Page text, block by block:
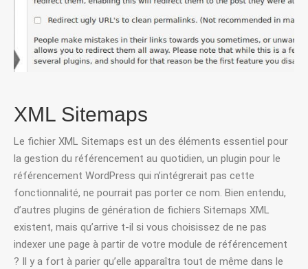
XML Sitemaps
Le fichier XML Sitemaps est un des éléments essentiel pour
la gestion du référencement au quotidien, un plugin pour le
référencement WordPress qui n’intégrerait pas cette
fonctionnalité, ne pourrait pas porter ce nom. Bien entendu,
d’autres plugins de génération de fichiers Sitemaps XML
existent, mais qu’arrive t-il si vous choisissez de ne pas
indexer une page à partir de votre module de référencement
? Il y a fort à parier qu’elle apparaîtra tout de même dans le